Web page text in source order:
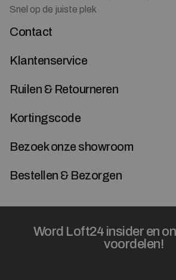
Snel op de juiste plek
Contact
Klantenservice
Ruilen & Retourneren
Kortingscode
Bezoek onze showroom
Bestellen & Bezorgen
Word Loft24 insider en
voordelen!